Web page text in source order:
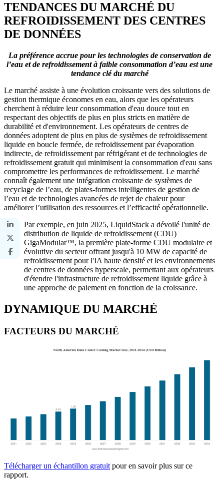
TENDANCES DU MARCHÉ DU
REFROIDISSEMENT DES CENTRES
DE DONNÉES
La préférence accrue pour les technologies de conservation de
l’eau et de refroidissement à faible consommation d’eau est une
tendance clé du marché
Le marché assiste à une évolution croissante vers des solutions de
gestion thermique économes en eau, alors que les opérateurs
cherchent à réduire leur consommation d'eau douce tout en
respectant des objectifs de plus en plus stricts en matière de
durabilité et d'environnement. Les opérateurs de centres de
données adoptent de plus en plus de systèmes de refroidissement
liquide en boucle fermée, de refroidissement par évaporation
indirecte, de refroidissement par réfrigérant et de technologies de
refroidissement gratuit qui minimisent la consommation d'eau sans
compromettre les performances de refroidissement. Le marché
connaît également une intégration croissante de systèmes de
recyclage de l’eau, de plates-formes intelligentes de gestion de
l’eau et de technologies avancées de rejet de chaleur pour
améliorer l’utilisation des ressources et l’efficacité opérationnelle.
Par exemple, en juin 2025, LiquidStack a dévoilé l'unité de
distribution de liquide de refroidissement (CDU)
GigaModular™, la première plate-forme CDU modulaire et
évolutive du secteur offrant jusqu'à 10 MW de capacité de
refroidissement pour l'IA haute densité et les environnements
de centres de données hyperscale, permettant aux opérateurs
d'étendre l'infrastructure de refroidissement liquide grâce à
une approche de paiement en fonction de la croissance.
DYNAMIQUE DU MARCHÉ
FACTEURS DU MARCHÉ
Télécharger un échantillon gratuitpour en savoir plus sur ce
rapport.